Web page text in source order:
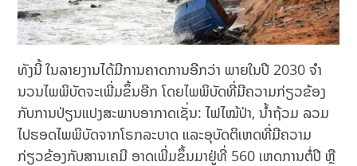
ທັງນີ້ ໃນລາຍງານໄດ້ມີການຄາດການອີກວ່າ ພາຍໃນປີ 2030 ຈໍາ
ນວນໄພພິບັດຈະເພີ່ມຂຶ້ນອີກ ໂດຍໄພພິບັດທີ່ມີຄວາມກ່ຽວຂ້ອງ
ກັບການປ່ຽນແປງສະພາບອາກາດເຊັ່ນ: ໄຟໄໝ້ປ່າ, ນ້ຳຖ້ວມ ລວມ
ໄປຮອດໄພພິບັດຈາກໂຣກລະບາດ ແລະອຸບັດຕິເຫດທີ່ມີຄວາມ
ກ່ຽວຂ້ອງກັບສານເຄມີ ອາດເພີ່ມຂຶ້ນມາຢູ່ທີ່ 560 ເຫດການຕໍ່ປີ ຫຼື